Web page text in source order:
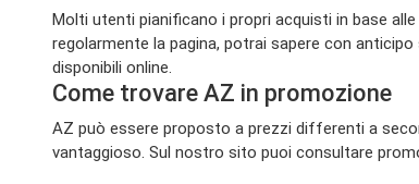
Molti utenti pianificano i propri acquisti in base
regolarmente la pagina, potrai sapere con
disponibili online.
Come trovare AZ in promozione
AZ può essere proposto a prezzi differenti a
vantaggioso. Sul nostro sito puoi consultare